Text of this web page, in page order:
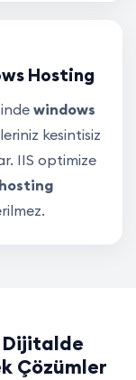
Hosting
windows
kesintisiz
IIS optimize
Dijitalde
Çözümler